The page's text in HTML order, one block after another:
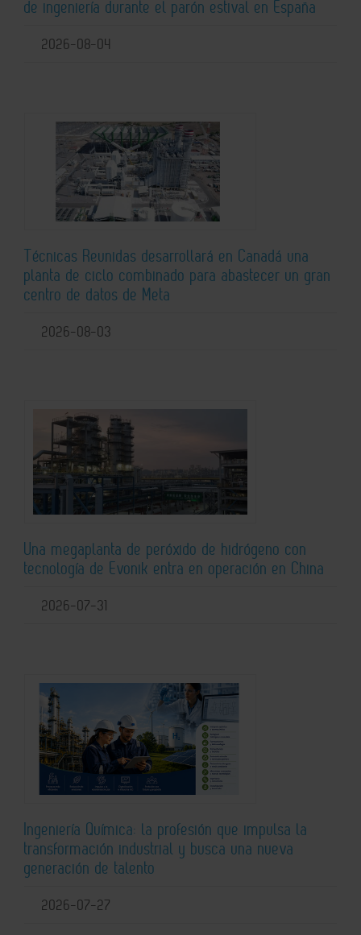
de ingeniería durante el parón estival en España
2026-08-04
Técnicas Reunidas desarrollará en Canadá una
planta de ciclo combinado para abastecer un gran
centro de datos de Meta
2026-08-03
Una megaplanta de peróxido de hidrógeno con
tecnología de Evonik entra en operación en China
2026-07-31
Ingeniería Química: la profesión que impulsa la
transformación industrial y busca una nueva
generación de talento
2026-07-27